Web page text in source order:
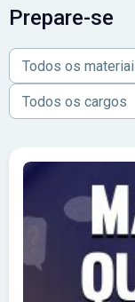
Prepare-se
Todos os
Todos os cargos